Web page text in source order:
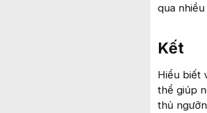
qua nhiều
Kết​
Hiểu biết
thể giúp
thủ